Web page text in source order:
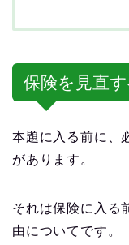
保険を見直
本題に入る前に、
があります。
それは保険に入る
由についてです。